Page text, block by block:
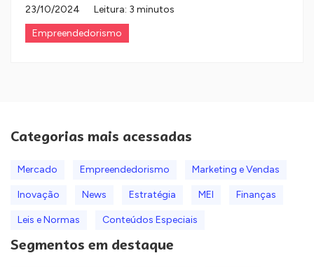
23/10/2024
Leitura: 3 minutos
Empreendedorismo
Categorias mais acessadas
Mercado Empreendedorismo Marketing e Vendas
Inovação News Estratégia MEI Finanças
Leis e Normas Conteúdos Especiais
Segmentos em destaque